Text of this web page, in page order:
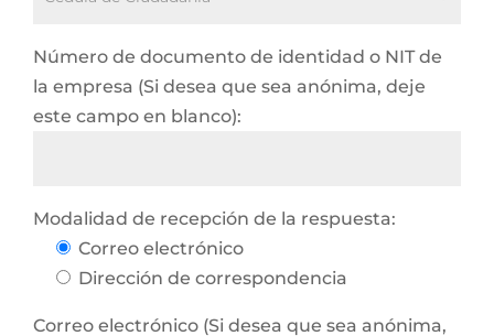
Número de documento de identidad o NIT de
la empresa (Si desea que sea anónima, deje
este campo en blanco):
Modalidad de recepción de la respuesta:
Correo electrónico
Dirección de correspondencia
Correo electrónico (Si desea que sea anónima,